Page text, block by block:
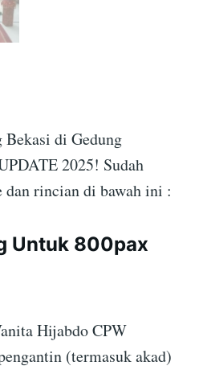
Bekasi di Gedung
2025! Sudah
dan rincian di bawah ini :
Untuk 800pax
Hijabdo CPW
(termasuk akad)